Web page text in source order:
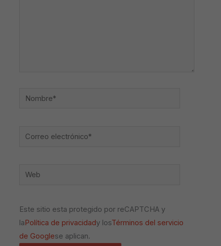
Nombre*
Correo
Web
Este sitio esta protegido por reCAPTCHA y
laPolítica de privacidady losTérminos del servicio
de Googlese aplican.